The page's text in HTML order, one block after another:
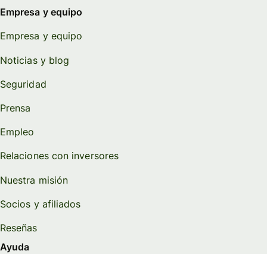
Empresa y equipo
Empresa y equipo
Noticias y blog
Seguridad
Prensa
Empleo
Relaciones con inversores
Nuestra misión
Socios y afiliados
Reseñas
Ayuda